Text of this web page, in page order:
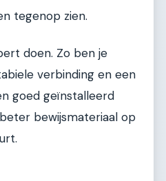
tegenop zien.
doen. Zo ben je
verbinding en een
goed geïnstalleerd
bewijsmateriaal op